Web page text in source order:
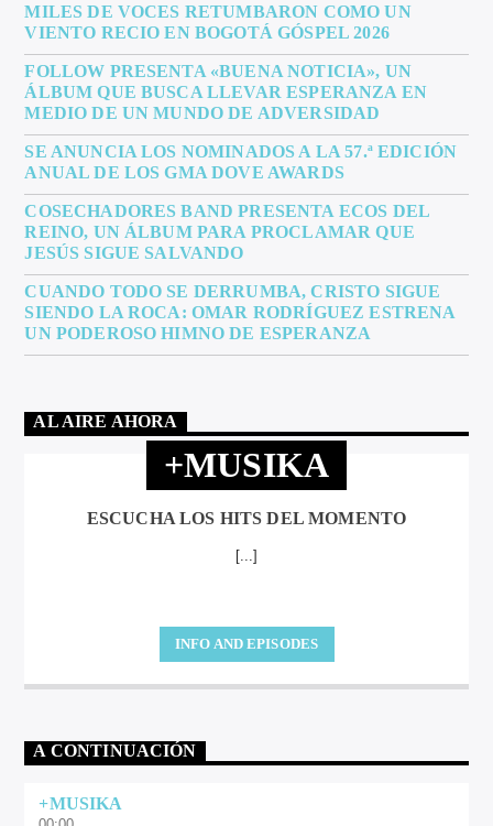
MILES DE VOCES RETUMBARON COMO UN
VIENTO RECIO EN BOGOTÁ GÓSPEL 2026
FOLLOW PRESENTA «BUENA NOTICIA», UN
ÁLBUM QUE BUSCA LLEVAR ESPERANZA EN
MEDIO DE UN MUNDO DE ADVERSIDAD
SE ANUNCIA LOS NOMINADOS A LA 57.ª EDICIÓN
ANUAL DE LOS GMA DOVE AWARDS
COSECHADORES BAND PRESENTA ECOS DEL
REINO, UN ÁLBUM PARA PROCLAMAR QUE
JESÚS SIGUE SALVANDO
CUANDO TODO SE DERRUMBA, CRISTO SIGUE
SIENDO LA ROCA: OMAR RODRÍGUEZ ESTRENA
UN PODEROSO HIMNO DE ESPERANZA
AL AIRE AHORA
+MUSIKA
ESCUCHA LOS HITS DEL MOMENTO
[...]
INFO AND EPISODES
A CONTINUACIÓN
+MUSIKA